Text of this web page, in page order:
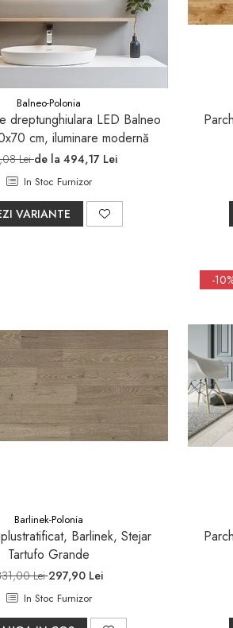
Balneo-Polonia
dreptunghiulara LED Balneo
cm, iluminare modernă
Leide la 494,17 Lei
In Stoc Furnizor
VARIANTE
Barlinek-Polonia
Barlinek, Stejar
Tartufo Grande
Lei297,90 Lei
In Stoc Furnizor
-